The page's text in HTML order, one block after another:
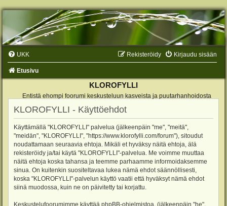
UKK Kirjaudu sisään
Rekisteröidy
Etusivu
KLOROFYLLI
Entistä ehompi foorumi keskusteluun kasveista ja puutarhanhoidosta
KLOROFYLLI - Käyttöehdot
Käyttämällä "KLOROFYLLI" palvelua (jälkeenpäin "me", "meitä",
"meidän", "KLOROFYLLI", "https://www.klorofylli.com/forum"), sitoudut
noudattamaan seuraavia ehtoja. Mikäli et hyväksy näitä ehtoja, älä
rekisteröidy ja/tai käytä "KLOROFYLLI"-palvelua. Me voimme muuttaa
näitä ehtoja koska tahansa ja teemme parhaamme informoidaksemme
sinua. On kuitenkin suositeltavaa lukea nämä ehdot säännöllisesti,
koska "KLOROFYLLI"-palvelun käyttö vaatii että hyväksyt nämä ehdot
siinä muodossa, kuin ne on päivitetty tai korjattu.
Keskustelufoorumimme käyttää phpBB-ohjelmistoa, (jälkeenpäin "he",